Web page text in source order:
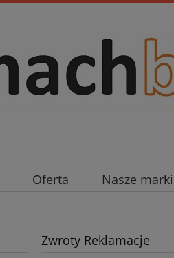
Oferta Nasze marki
Zwroty Reklamacje